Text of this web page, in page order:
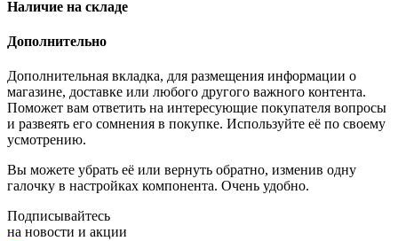
Наличие на складе
Дополнительно
Дополнительная вкладка, для размещения информации о
магазине, доставке или любого другого важного контента.
Поможет вам ответить на интересующие покупателя вопросы
и развеять его сомнения в покупке. Используйте её по своему
усмотрению.
Вы можете убрать её или вернуть обратно, изменив одну
галочку в настройках компонента. Очень удобно.
Подписывайтесь
на новости и акции